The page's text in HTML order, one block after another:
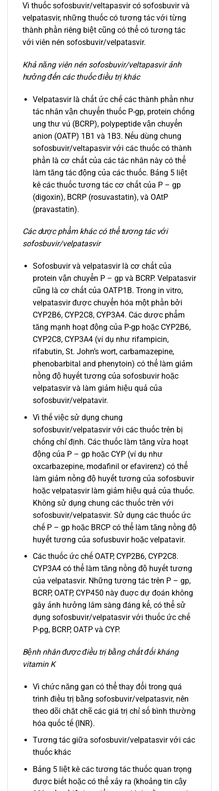
Vì thuốc sofosbuvir/veltapasvir có sofosbuvir và
velpatasvir, những thuốc có tương tác với từng
thành phần riêng biệt cũng có thể có tương tác
với viên nén sofosbuvir/velpatasvir.
Khả năng viên nén sofosbuvir/veltapasvir ảnh
hưởng đến các thuốc điều trị khác
Velpatasvir là chất ức chế các thành phần như
tác nhân vận chuyển thuốc P-gp, protein chống
ung thư vú (BCRP), polypeptide vận chuyển
anion (OATP) 1B1 và 1B3. Nếu dùng chung
sofosbuvir/veltapasvir với các thuốc có thành
phần là cơ chất của các tác nhân này có thể
làm tăng tác động của các thuốc. Bảng 5 liệt
kê các thuốc tương tác cơ chất của P – gp
(digoxin), BCRP (rosuvastatin), và OAtP
(pravastatin).
Các dược phẩm khác có thể tương tác với
sofosbuvir/velpatasvir
Sofosbuvir và velpatasvir là cơ chất của
protein vận chuyển P – gp và BCRP. Velpatasvir
cũng là cơ chất của OATP1B. Trong in vitro,
velpatasvir được chuyển hóa một phần bởi
CYP2B6, CYP2C8, CYP3A4. Các dược phẩm
tăng mạnh hoạt động của P-gp hoặc CYP2B6,
CYP2C8, CYP3A4 (ví dụ như rifampicin,
rifabutin, St. John’s wort, carbamazepine,
phenobarbital and phenytoin) có thể làm giảm
nồng độ huyết tương của sofosbuvir hoặc
velpatasvir và làm giảm hiệu quả của
sofosbuvir/velpatavir.
Vì thế việc sử dụng chung
sofosbuvir/velpatasvir với các thuốc trên bị
chống chỉ định. Các thuốc làm tăng vừa hoạt
động của P – gp hoặc CYP (ví dụ như
oxcarbazepine, modafinil or efavirenz) có thể
làm giảm nồng độ huyết tương của sofosbuvir
hoặc velpatasvir làm giảm hiệu quả của thuốc.
Không sử dụng chung các thuốc trên với
sofosbuvir/velpatasvir. Sử dụng các thuốc ức
chế P – gp hoặc BRCP có thể làm tăng nồng độ
huyết tương của sofusbuvir hoặc velpatavir.
Các thuốc ức chế OATP, CYP2B6, CYP2C8.
CYP3A4 có thể làm tăng nồng độ huyết tương
của velpatasvir. Những tương tác trên P – gp,
BCRP, OATP, CYP450 này đuợc dự đoán không
gây ảnh hưởng lâm sàng đáng kể, có thể sử
dụng sofosbuvir/velpatasvir với thuốc ức chế
P-pg, BCRP, OATP và CYP.
Bệnh nhân được điều trị bằng chất đối kháng
vitamin K
Vì chức năng gan có thể thay đổi trong quá
trình điều trị bằng sofosbuvir/velpatasvir, nên
theo dõi chặt chẽ các giá trị chỉ số bình thường
hóa quốc tế (INR).
Tương tác giữa sofosbuvir/velpatasvir với các
thuốc khác
Bảng 5 liệt kê các tương tác thuốc quan trọng
được biết hoặc có thể xảy ra (khoảng tin cậy